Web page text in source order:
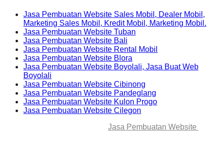
Jasa Pembuatan Website Sales Mobil, Dealer Mobil,
Marketing Sales Mobil, Kredit Mobil, Marketing Mobil.
Jasa Pembuatan Website Tuban
Jasa Pembuatan Website Bali
Jasa Pembuatan Website Rental Mobil
Jasa Pembuatan Website Blora
Jasa Pembuatan Website Boyolali, Jasa Buat Web
Boyolali
Jasa Pembuatan Website Cibinong
Jasa Pembuatan Website Pandeglang
Jasa Pembuatan Website Kulon Progo
Jasa Pembuatan Website Cilegon
Jasa Pembuatan Website